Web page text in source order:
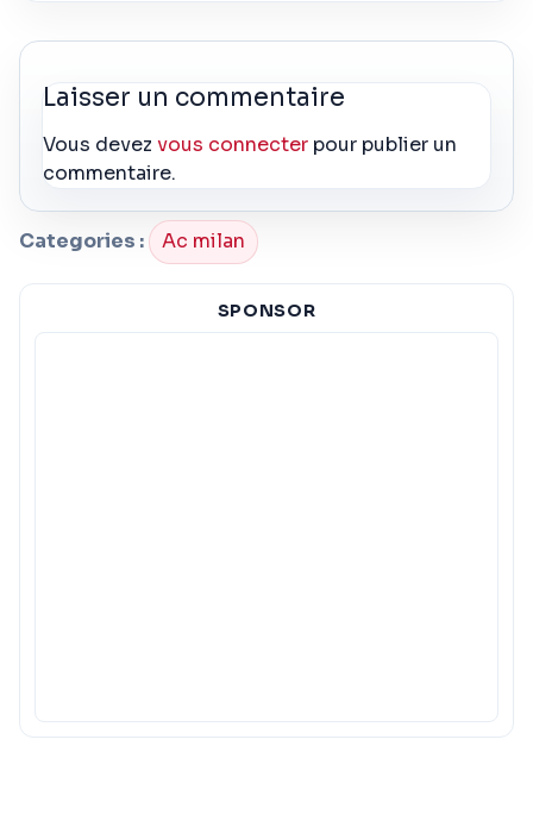
Laisser un commentaire
Vous devezvous connecter pour publier un
commentaire.
Categories : Ac milan
SPONSOR